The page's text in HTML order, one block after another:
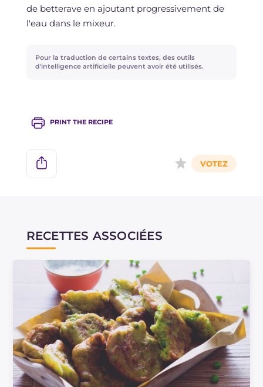
de betterave en ajoutant progressivement de
l'eau dans le mixeur.
Pour la traduction de certains textes, des outils
d'intelligence artificielle peuvent avoir été utilisés.
PRINT THE RECIPE
RECETTES ASSOCIÉES